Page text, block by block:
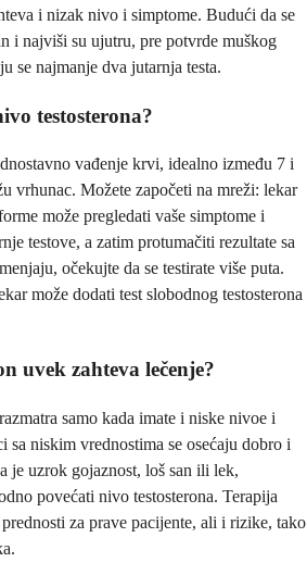
i nizak nivo i simptome. Budući da se
i najviši su ujutru, pre potvrde muškog
se najmanje dva jutarnja testa.
testosterona?
vađenje krvi, idealno između 7 i
vrhunac. Možete započeti na mreži: lekar
može pregledati vaše simptome i
testove, a zatim protumačiti rezultate sa
očekujte da se testirate više puta.
može dodati test slobodnog testosterona
uvek zahteva lečenje?
samo kada imate i niske nivoe i
sa niskim vrednostima se osećaju dobro i
je uzrok gojaznost, loš san ili lek,
povećati nivo testosterona. Terapija
za prave pacijente, ali i rizike, tako